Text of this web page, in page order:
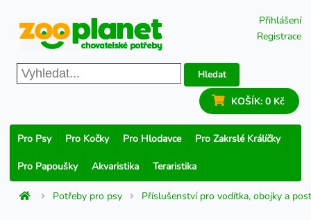
Přihlášení
Registrace
Hledat
KOŠÍK: 0 Kč
Pro Psy Pro Kočky Pro Hlodavce Pro Zakrslé Králíčky
Pro Papoušky Akvaristika Teraristika
Potřeby pro psy Příslušenství pro vodítka, obojky a